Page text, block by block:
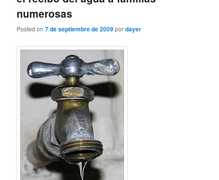
numerosas
Posted on7 de septiembre de 2009pordayer